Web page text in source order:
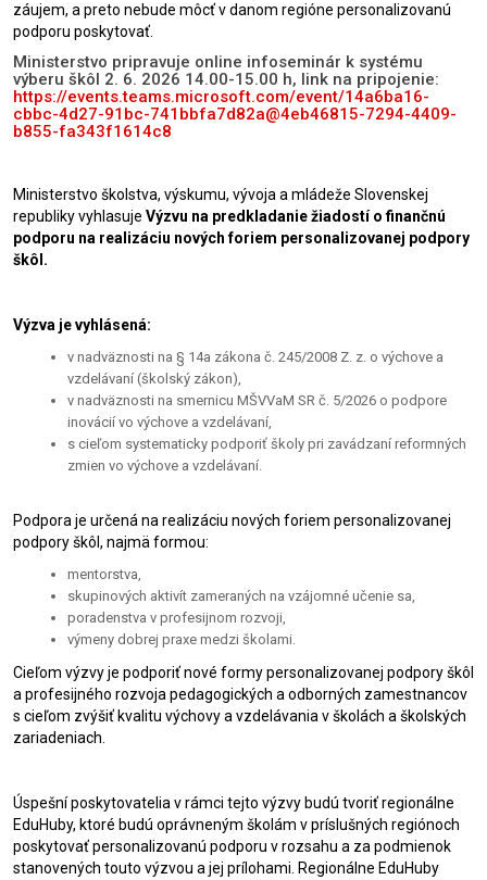
záujem, a preto nebude môcť v danom regióne personalizovanú
podporu poskytovať.
Ministerstvo pripravuje online infoseminár k systému
výberu škôl 2. 6. 2026 14.00-15.00 h, link na pripojenie:
https://events.teams.microsoft.com/event/14a6ba16-
cbbc-4d27-91bc-741bbfa7d82a@4eb46815-7294-4409-
b855-fa343f1614c8
Ministerstvo školstva, výskumu, vývoja a mládeže Slovenskej
republiky vyhlasuje Výzvu na predkladanie žiadostí o finančnú
podporu na realizáciu nových foriem personalizovanej podpory
škôl.
Výzva je vyhlásená:
v nadväznosti na § 14a zákona č. 245/2008 Z. z. o výchove a
vzdelávaní (školský zákon),
v nadväznosti na smernicu MŠVVaM SR č. 5/2026 o podpore
inovácií vo výchove a vzdelávaní,
s cieľom systematicky podporiť školy pri zavádzaní reformných
zmien vo výchove a vzdelávaní.
Podpora je určená na realizáciu nových foriem personalizovanej
podpory škôl, najmä formou:
mentorstva,
skupinových aktivít zameraných na vzájomné učenie sa,
poradenstva v profesijnom rozvoji,
výmeny dobrej praxe medzi školami.
Cieľom výzvy je podporiť nové formy personalizovanej podpory škôl
a profesijného rozvoja pedagogických a odborných zamestnancov
s cieľom zvýšiť kvalitu výchovy a vzdelávania v školách a školských
zariadeniach.
Úspešní poskytovatelia v rámci tejto výzvy budú tvoriť regionálne
EduHuby, ktoré budú oprávneným školám v príslušných regiónoch
poskytovať personalizovanú podporu v rozsahu a za podmienok
stanovených touto výzvou a jej prílohami. Regionálne EduHuby